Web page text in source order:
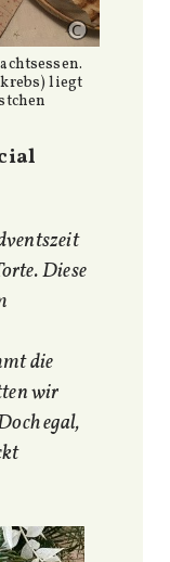
liegt
Diese
die
wir
egal,